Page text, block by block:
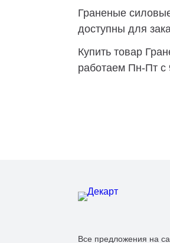
Граненые
доступны для
Купить товар
работаем Пн-Пт с
Все предложения на